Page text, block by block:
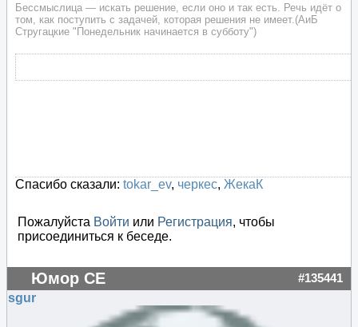
Бессмыслица — искать решение, если оно и так есть. Речь идёт о
том, как поступить с задачей, которая решения не имеет.(АиБ
Стругацкие "Понедельник начинается в субботу")
Спасибо сказали: tokar_ev, черкес, ЖекаК
Пожалуйста Войти или Регистрация, чтобы
присоединиться к беседе.
Юмор СЕ #135441
sgur